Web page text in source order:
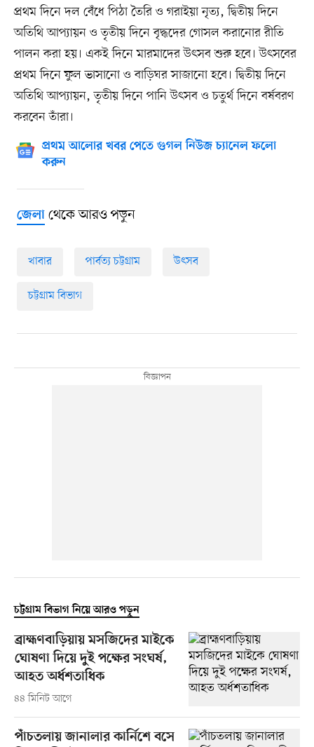
প্রথম দিনে দল বেঁধে পিঠা তৈরি ও গরাইয়া নৃত্য, দ্বিতীয় দিনে
অতিথি আপ্যায়ন ও তৃতীয় দিনে বৃদ্ধদের গোসল করানোর রীতি
পালন করা হয়। একই দিনে মারমাদের উৎসব শুরু হবে। উৎসবের
প্রথম দিনে ফুল ভাসানো ও বাড়িঘর সাজানো হবে। দ্বিতীয় দিনে
অতিথি আপ্যায়ন, তৃতীয় দিনে পানি উৎসব ও চতুর্থ দিনে বর্ষবরণ
করবেন তাঁরা।
প্রথম আলোর খবর পেতে গুগল নিউজ চ্যানেল ফলো
করুন
জেলাথেকে আরও পড়ুন
খাবার পার্বত্য চট্টগ্রাম উৎসব
চট্টগ্রাম বিভাগ
চট্টগ্রাম বিভাগ নিয়ে আরও পড়ুন
ব্রাহ্মণবাড়িয়ায় মসজিদের মাইকে
ঘোষণা দিয়ে দুই পক্ষের সংঘর্ষ,
আহত অর্ধশতাধিক
৪৪ মিনিট আগে
পাঁচতলায় জানালার কার্নিশে বসে